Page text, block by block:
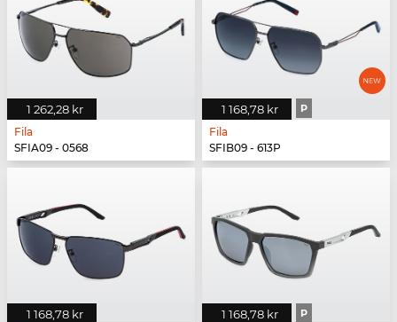
1 262,28 kr
Fila
SFIA09 - 0568
1 168,78 kr P
Fila
SFIB09 - 613P
1 168,78 kr 1 168,78 kr P